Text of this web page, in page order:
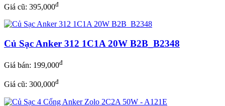
Giá cũ: 395,000đ
Củ Sạc Anker 312 1C1A 20W B2B_B2348
Giá bán: 199,000đ
Giá cũ: 300,000đ